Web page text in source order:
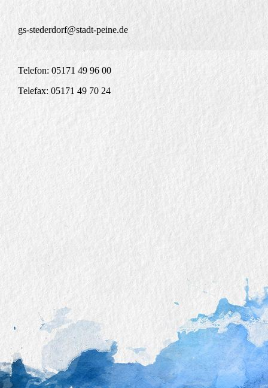
gs-stederdorf@stadt-peine.de
Telefon: 05171 49 96 00
Telefax: 05171 49 70 24